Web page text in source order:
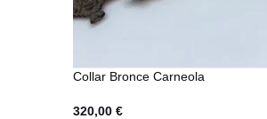
Collar Bronce Carneola
320,00 €